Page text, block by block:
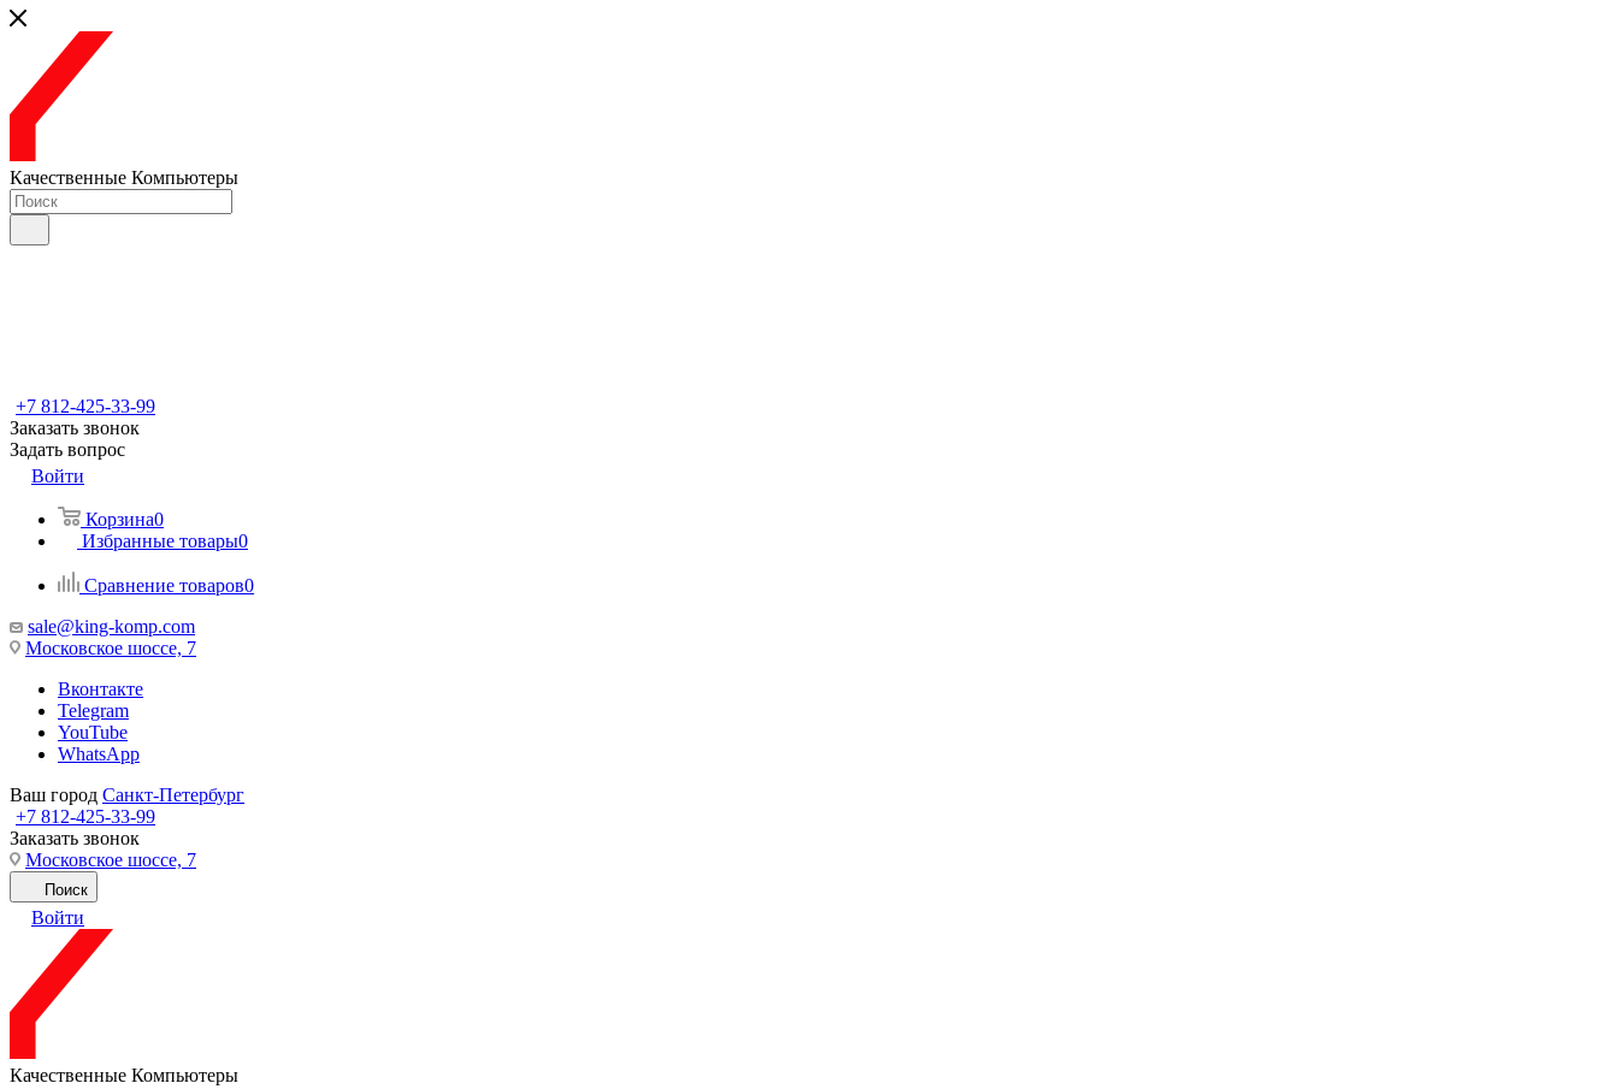
Качественные Компьютеры
+7 812-425-33-99
Заказать звонок
Задать вопрос
Войти
Корзина0
Избранные товары0
Сравнение товаров0
sale@king-komp.com
Московское шоссе, 7
Вконтакте
Telegram
YouTube
WhatsApp
Ваш город Санкт-Петербург
+7 812-425-33-99
Заказать звонок
Московское шоссе, 7
Поиск
Войти
Качественные Компьютеры